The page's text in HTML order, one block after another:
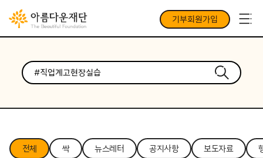
기부회원가입
전체 싹 뉴스레터 공지사항 보도자료